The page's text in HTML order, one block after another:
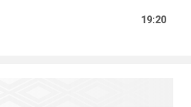
19:20